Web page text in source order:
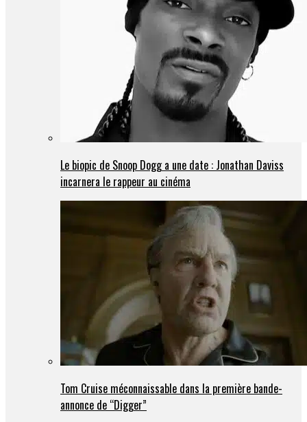
Le biopic de Snoop Dogg a une date : Jonathan Daviss
incarnera le rappeur au cinéma
Tom Cruise méconnaissable dans la première bande-
annonce de “Digger”